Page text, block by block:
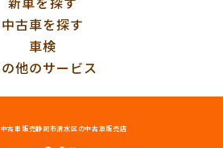
中古車を探す
車検
他のサービス
古車販売静岡市清水区の中古車販売店